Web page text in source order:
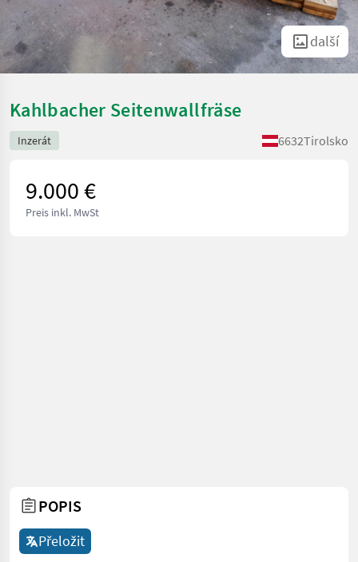
další
Kahlbacher Seitenwallfräse
Inzerát 6632Tirolsko
9.000 €
Preis inkl. MwSt
POPIS
Přeložit